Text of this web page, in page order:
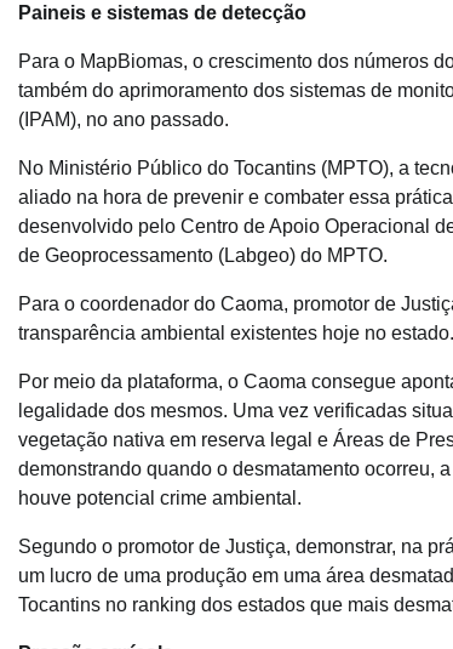
Paineis e sistemas de detecção
Para o MapBiomas, o crescimento dos números
também do aprimoramento dos sistemas de
(IPAM), no ano passado.
No Ministério Público do Tocantins (MPTO), a
aliado na hora de prevenir e combater essa
desenvolvido pelo Centro de Apoio Operacional
de Geoprocessamento (Labgeo) do MPTO.
Para o coordenador do Caoma, promotor de
transparência ambiental existentes hoje no estado.
Por meio da plataforma, o Caoma consegue
legalidade dos mesmos. Uma vez verificadas
vegetação nativa em reserva legal e Áreas de
demonstrando quando o desmatamento ocorreu,
houve potencial crime ambiental.
Segundo o promotor de Justiça, demonstrar, na
um lucro de uma produção em uma área
Tocantins no ranking dos estados que mais